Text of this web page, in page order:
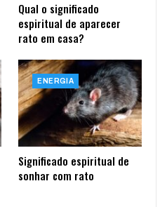
Qual o significado
espiritual de aparecer
rato em casa?
ENERGIA
Significado espiritual de
sonhar com rato